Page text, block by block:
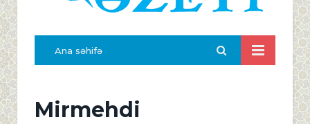
Ana səhifə
Mirmehdi